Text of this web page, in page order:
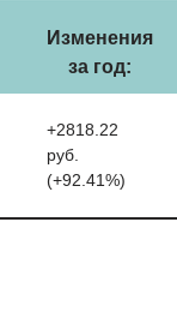
Изменения
за год:
+2818.22
руб.
(+92.41%)